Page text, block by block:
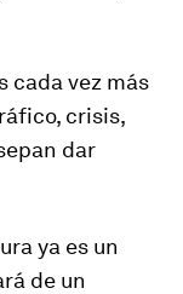
cada vez más
crisis,
dar
ya es un
de un